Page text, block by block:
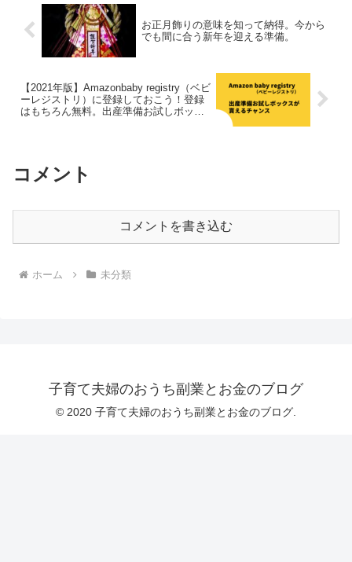
お正月飾りの意味を知って納得。今から
でも間に合う新年を迎える準備。
【2021年版】Amazonbaby registry（ベビ
ーレジストリ）に登録しておこう！登録
はもちろん無料。出産準備お試しボック
コメント
コメントを書き込む
ホーム 未分類
子育て夫婦のおうち副業とお金のブログ
© 2020 子育て夫婦のおうち副業とお金のブログ.